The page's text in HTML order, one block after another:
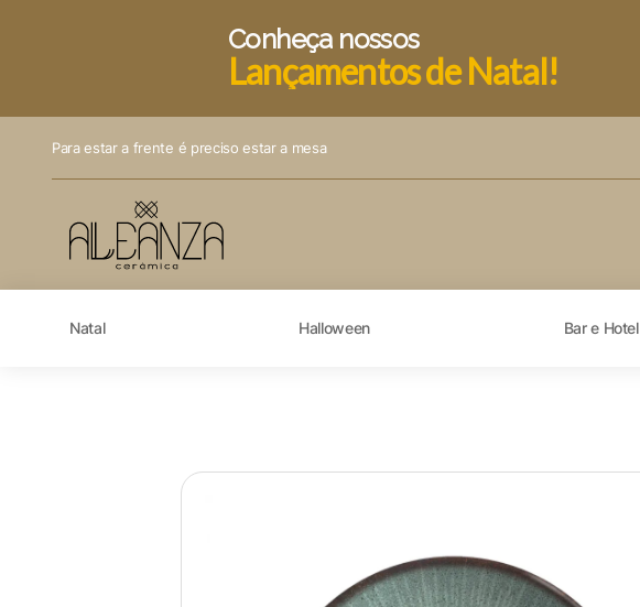
Conheça nossos
Lançamentos de Natal!
Para estar a frente é preciso estar a mesa
Natal Halloween Bar e Hotel